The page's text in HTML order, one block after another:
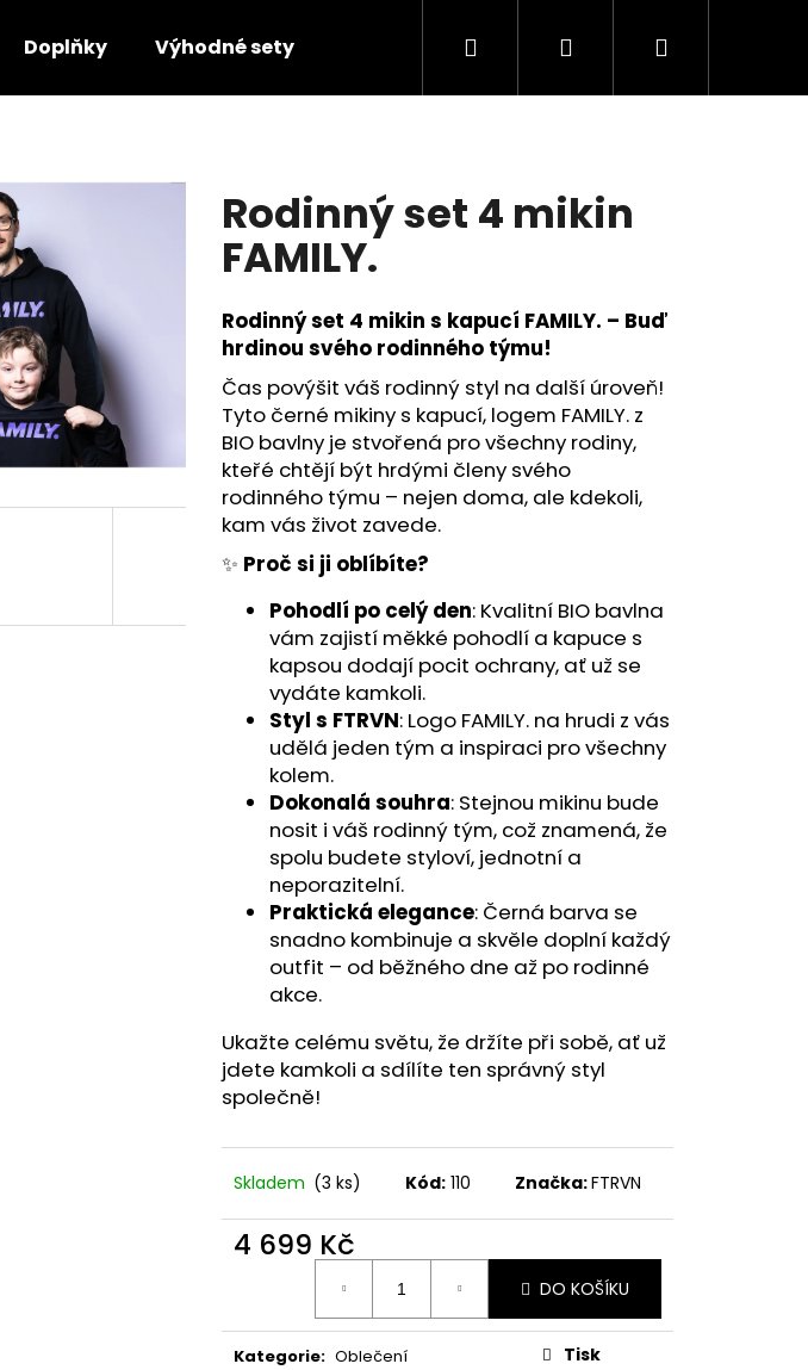
Doplňky Výhodné sety Podcast Fotroviny Novinky
Hledat PřihlášeníNákupní
Rodinný set 4 mikin
FAMILY.
Rodinný set 4 mikin s kapucí FAMILY. – Buď
hrdinou svého rodinného týmu!
Čas povýšit váš rodinný styl na další úroveň!
Tyto černé mikiny s kapucí, logem FAMILY. z
BIO bavlny je stvořená pro všechny rodiny,
kteřé chtějí být hrdými členy svého
rodinného týmu – nejen doma, ale kdekoli,
kam vás život zavede. ‍‍
✨ Proč si ji oblíbíte?
Pohodlí po celý den: Kvalitní BIO bavlna
vám zajistí měkké pohodlí a kapuce s
kapsou dodají pocit ochrany, ať už se
vydáte kamkoli.
Styl s FTRVN: Logo FAMILY. na hrudi z vás
udělá jeden tým a inspiraci pro všechny
kolem.
Dokonalá souhra: Stejnou mikinu bude
nosit i váš rodinný tým, což znamená, že
spolu budete styloví, jednotní a
neporazitelní.
Praktická elegance: Černá barva se
snadno kombinuje a skvěle doplní každý
outfit – od běžného dne až po rodinné
akce.
Ukažte celému světu, že držíte při sobě, ať už
jdete kamkoli a sdílíte ten správný styl
společně!
Skladem (3 ks) Kód: 110 Značka:FTRVN
4 699 Kč
DO KOŠÍKU
Kategorie: Oblečení
Tisk
KŠILTOVKA FOTR – ČERNÝ SNAPBACK S
OHLÝM KŠILTEM